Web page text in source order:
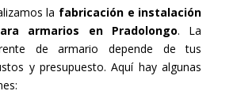
la fabricación e instalación
armarios en Pradolongo. La
de armario depende de tus
y presupuesto. Aquí hay algunas